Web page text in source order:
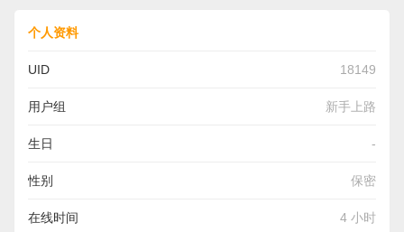
个人资料
UID 18149
用户组 新手上路
生日 -
性别 保密
在线时间 4 小时